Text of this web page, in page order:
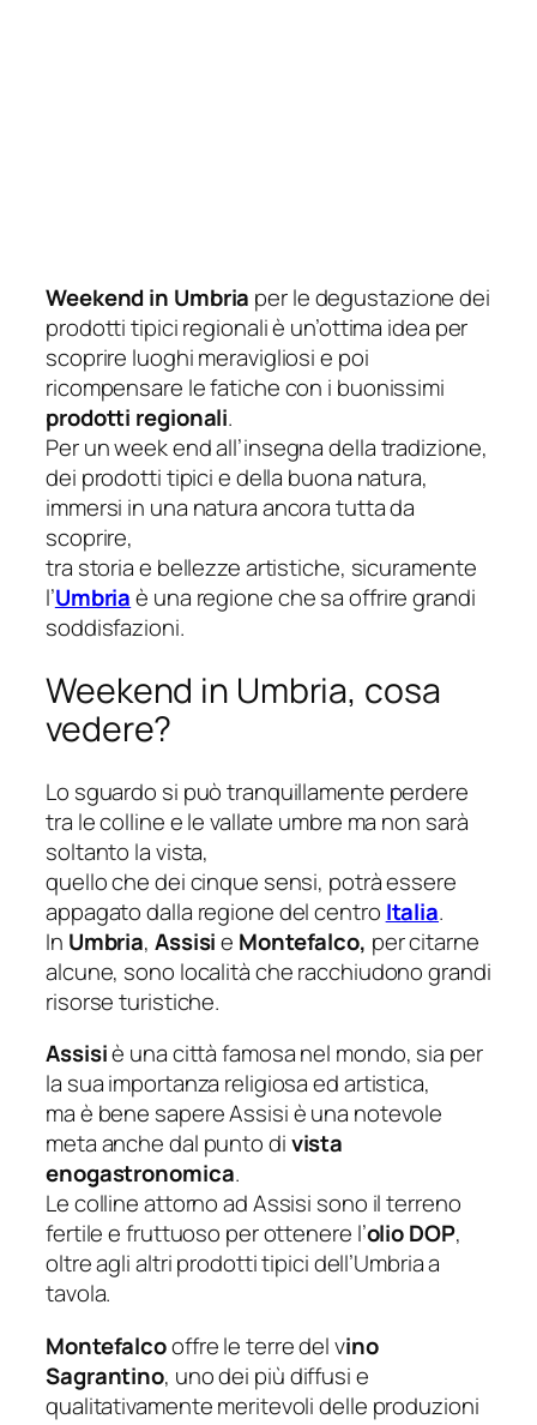
Weekend in Umbria per le degustazione dei
prodotti tipici regionali è un’ottima idea per
scoprire luoghi meravigliosi e poi
ricompensare le fatiche con i buonissimi
prodotti regionali.
Per un week end all’insegna della tradizione,
dei prodotti tipici e della buona natura,
immersi in una natura ancora tutta da
scoprire,
tra storia e bellezze artistiche, sicuramente
l’Umbriaè una regione che sa offrire grandi
soddisfazioni.
Weekend in Umbria, cosa
vedere?
Lo sguardo si può tranquillamente perdere
tra le colline e le vallate umbre ma non sarà
soltanto la vista,
quello che dei cinque sensi, potrà essere
appagato dalla regione del centro Italia.
In Umbria, Assisie Montefalco, per citarne
alcune, sono località che racchiudono grandi
risorse turistiche.
Assisiè una città famosa nel mondo, sia per
la sua importanza religiosa ed artistica,
ma è bene sapere Assisi è una notevole
meta anche dal punto divista
enogastronomica.
Le colline attorno ad Assisi sono il terreno
fertile e fruttuoso per ottenere l’olio DOP,
oltre agli altri prodotti tipici dell’Umbria a
tavola.
Montefalcooffre le terre del vino
Sagrantino, uno dei più diffusi e
qualitativamente meritevoli delle produzioni